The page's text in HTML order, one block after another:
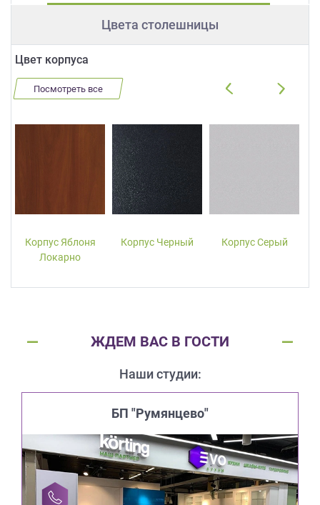
Цвета столешницы
Цвет корпуса
Посмотреть все
Корпус Яблоня
Локарно
Корпус Черный Корпус Серый
ЖДЕМ ВАС В ГОСТИ
Наши студии:
БП "Румянцево"